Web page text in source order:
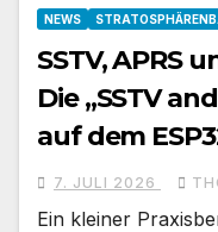
NEWS
SSTV, APRS
Die „SSTV
auf dem
7. JULI 2026
Ein kleiner